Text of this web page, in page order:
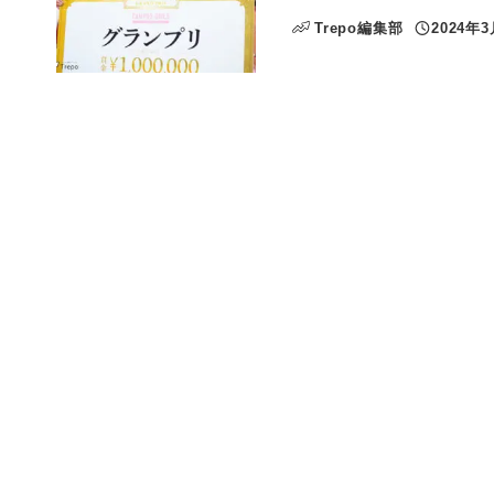
Trepo編集部
投稿日
2024年3